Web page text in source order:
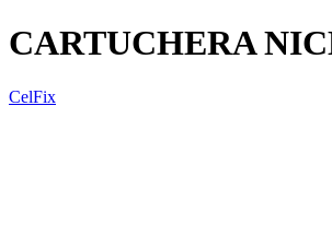
CARTUCHERA
CelFix